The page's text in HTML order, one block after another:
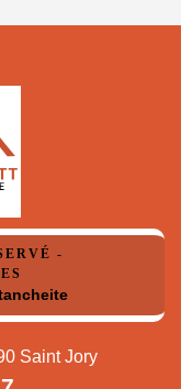
-
Saint Jory